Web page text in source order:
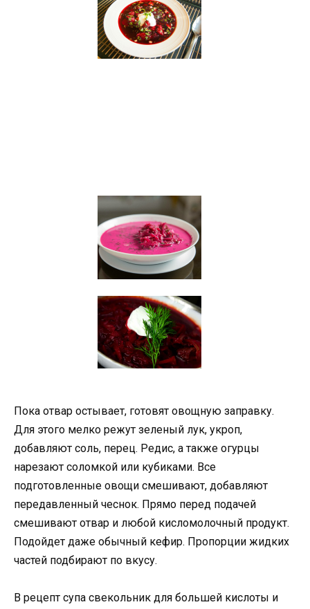
Пока отвар остывает, готовят овощную заправку.
Для этого мелко режут зеленый лук, укроп,
добавляют соль, перец. Редис, а также огурцы
нарезают соломкой или кубиками. Все
подготовленные овощи смешивают, добавляют
передавленный чеснок. Прямо перед подачей
смешивают отвар и любой кисломолочный продукт.
Подойдет даже обычный кефир. Пропорции жидких
частей подбирают по вкусу.
В рецепт супа свекольник для большей кислоты и